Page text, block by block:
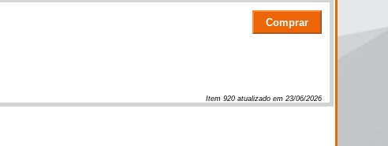
Item920 atualizado em23/06/2026